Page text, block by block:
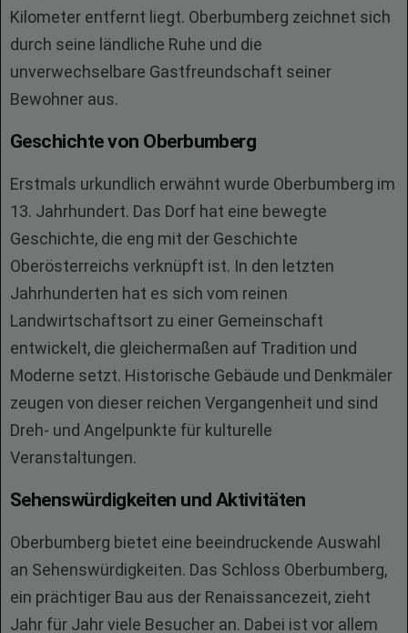
Kilometer entfernt liegt. Oberbumberg zeichnet sich
durch seine ländliche Ruhe und die
unverwechselbare Gastfreundschaft seiner
Bewohner aus.
Geschichte von Oberbumberg
Erstmals urkundlich erwähnt wurde Oberbumberg im
13. Jahrhundert. Das Dorf hat eine bewegte
Geschichte, die eng mit der Geschichte
Oberösterreichs verknüpft ist. In den letzten
Jahrhunderten hat es sich vom reinen
Landwirtschaftsort zu einer Gemeinschaft
entwickelt, die gleichermaßen auf Tradition und
Moderne setzt. Historische Gebäude und Denkmäler
zeugen von dieser reichen Vergangenheit und sind
Dreh- und Angelpunkte für kulturelle
Veranstaltungen.
Sehenswürdigkeiten und Aktivitäten
Oberbumberg bietet eine beeindruckende Auswahl
an Sehenswürdigkeiten. Das Schloss Oberbumberg,
ein prächtiger Bau aus der Renaissancezeit, zieht
Jahr für Jahr viele Besucher an. Dabei ist vor allem